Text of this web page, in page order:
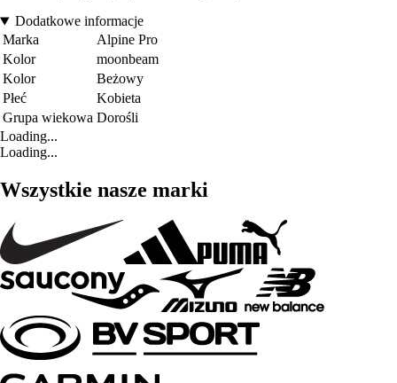
Dodatkowe informacje
Marka
Alpine Pro
Kolor
moonbeam
Kolor
Beżowy
Płeć
Kobieta
Grupa wiekowa Dorośli
Loading...
Loading...
Wszystkie nasze marki